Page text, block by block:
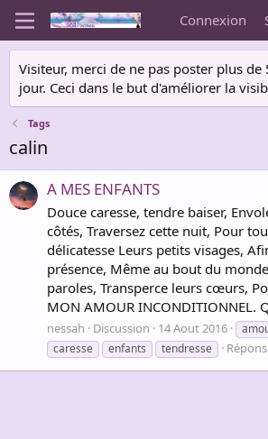
Connexion
Visiteur, merci de ne pas poster plus de
jour. Ceci dans le but d'améliorer la
Tags
calin
A MES ENFANTS
Douce caresse, tendre baiser,
côtés, Traversez cette nuit, Pour
délicatesse Leurs petits visages,
présence, Même au bout du
paroles, Transperce leurs cœurs,
MON AMOUR INCONDITIONNEL.
nessah Discussion 14 Aout 2016
caresse
enfants tendresse